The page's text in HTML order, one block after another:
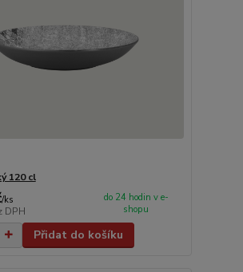
120 cl
/ks
DPH
do 24 hodin v e-
shopu
Přidat do košíku